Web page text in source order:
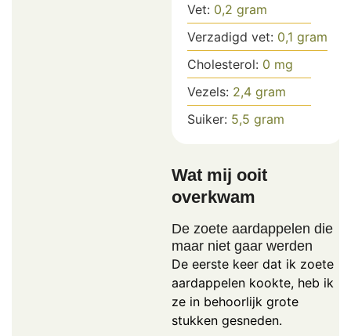
Vet: 0,2 gram
Verzadigd vet: 0,1 gram
Cholesterol: 0 mg
Vezels: 2,4 gram
Suiker: 5,5 gram
Wat mij ooit
overkwam
De zoete aardappelen die
maar niet gaar werden
De eerste keer dat ik zoete
aardappelen kookte, heb ik
ze in behoorlijk grote
stukken gesneden.